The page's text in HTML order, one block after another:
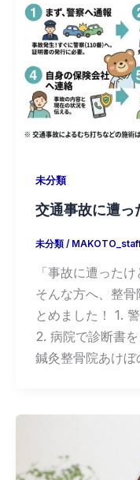
未分類
交通事故に遭っ
未分類/
「事故に遭った
そんな方へ、整
とめました！ 1.
2. 病院で診断書
鍼灸整骨院あけ